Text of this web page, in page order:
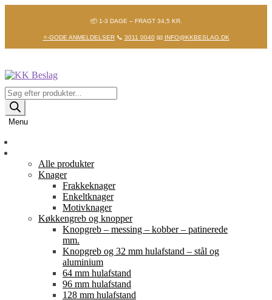
📦 1-3 DAGE – FRAGT 34,5 KR.
⭐-GODE ANMELDELSER📞 3011 0040📧 INFO@KKBESLAG.DK
Spring
til
navigation
Spring
til
indhold
Products
search
Menu
Alle produkter
Knager
Frakkeknager
Enkeltknager
Motivknager
Køkkengreb og knopper
Knopgreb – messing – kobber – patinerede
mm.
Knopgreb og 32 mm hulafstand – stål og
aluminium
64 mm hulafstand
96 mm hulafstand
128 mm hulafstand